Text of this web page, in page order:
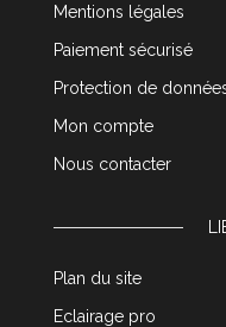
Mentions légales
Paiement sécurisé
Protection de
Mon compte
Nous contacter
Plan du site
Eclairage pro